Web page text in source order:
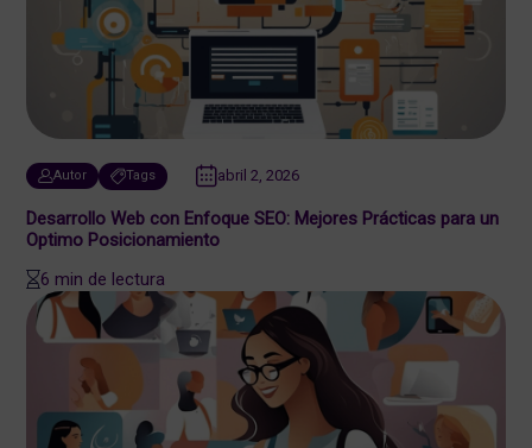
Autor Tags abril 2, 2026
Desarrollo Web con Enfoque SEO: Mejores Prácticas para un
Optimo Posicionamiento
6 min de lectura